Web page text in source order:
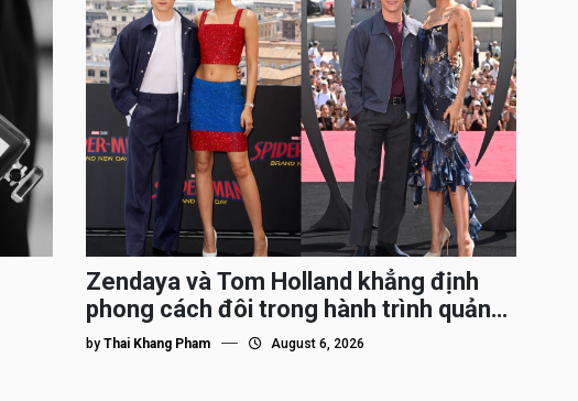
Zendaya và Tom Holland khẳng định
phong cách đôi trong hành trình quảng
bá Spider-Man
byThai Khang Pham August 6, 2026